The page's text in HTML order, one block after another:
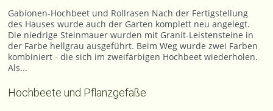
Gabionen-Hochbeet und Rollrasen Nach der Fertigstellung
des Hauses wurde auch der Garten komplett neu angelegt.
Die niedrige Steinmauer wurden mit Granit-Leistensteine in
der Farbe hellgrau ausgeführt. Beim Weg wurde zwei Farben
kombiniert - die sich im zweifärbigen Hochbeet wiederholen.
Als...
Hochbeete und Pflanzgefäße